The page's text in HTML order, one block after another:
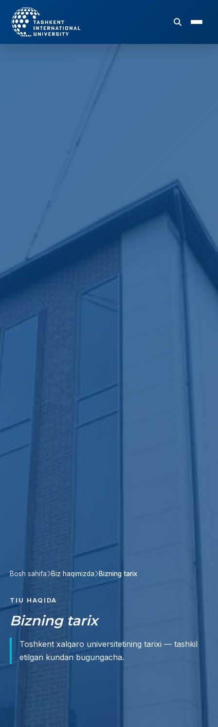
Bosh sahifa Biz haqimizda Bizning tarix
TIU HAQIDA
Bizning tarix
Toshkent xalqaro universitetining tarixi — tashkil
etilgan kundan bugungacha.